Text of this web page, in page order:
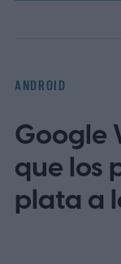
ANDROID
Google
que los
plata a